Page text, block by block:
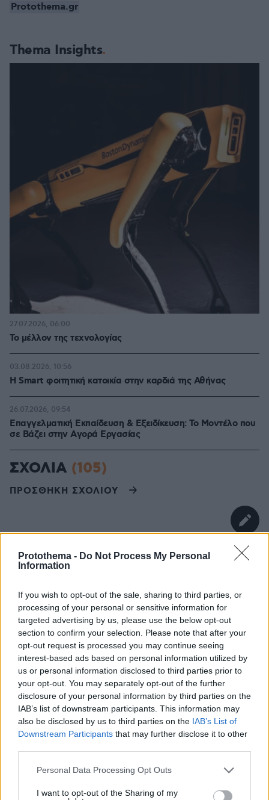
Protothema - Do Not Process My Personal
Information
If you wish to opt-out of the sale, sharing to third parties, or
processing of your personal or sensitive information for
targeted advertising by us, please use the below opt-out
section to confirm your selection. Please note that after your
opt-out request is processed you may continue seeing
interest-based ads based on personal information utilized by
us or personal information disclosed to third parties prior to
your opt-out. You may separately opt-out of the further
disclosure of your personal information by third parties on the
IAB’s list of downstream participants. This information may
also be disclosed by us to third parties on the IAB’s List of
Downstream Participants that may further disclose it to other
Please note that this website/app uses one or more Google
not limited to your visit or usage behaviour. You may click to
Personal Data Processing Opt Outs
I want to opt-out of the Sharing of my
Thema Insights
Το μέλλον της τεχνολογίας
27.07.2026, 06:00
Η Smart φοιτητική κατοικία στην καρδιά της Αθήνας
03.08.2026, 10:56
Επαγγελματική Εκπαίδευση & Εξειδίκευση: Το Mοντέλο που
σε Bάζει στην Aγορά Eργασίας
26.07.2026, 09:54
Protothema.gr
ΣΧΟΛΙΑ (105)
ΠΡΟΣΘΗΚΗ ΣΧΟΛΙΟΥ
26.03.2025, 03:58
"Μετατροπή" σε άλλο φύλλο δεν γίνεται, τελειώνετε
ανθρώπους!!
ΑΠΑΝΤΗΣΗ
Νίκος Νικολαου
25.03.2025, 22:43
Επιτέλους ...
ΑΠΑΝΤΗΣΗ
Καλά
25.03.2025, 22:04
Πόσο δύσκολο είναι να φτιάξουν μια κατηγορία
τρανς αθλητών και να τελειώνουμε με αυτήν την
εκτός από τον Βαλλιανάτο αλλά τι να κάνουμε......